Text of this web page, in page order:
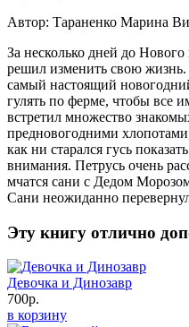
Автор: Тараненко Марина
За несколько дней до
решил изменить свою
самый настоящий
гулять по ферме, чтобы все
встретил множество
предновогодними
как ни старался гусь
внимания. Петрусь очень
мчатся сани с Дедом
Сани неожиданно
Эту книгу отлично
Девочка и Динозавр
700р.
в корзину